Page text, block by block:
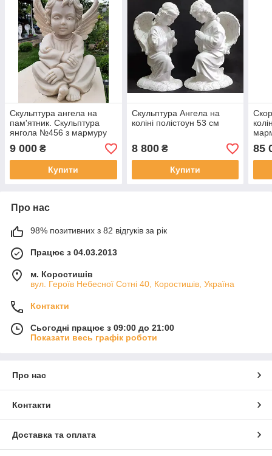
Скульптура ангела на
пам'ятник. Скульптура
янгола №456 з мармуру
35 см
9 000 ₴
Купити
Скульптура Ангела на
коліні полістоун 53 см
8 800₴
Купити
85
Про нас
98% позитивних з 82 відгуків за рік
Працює з 04.03.2013
м. Коростишів
вул. Героїв Небесної Сотні 40, Коростишів, Україна
Контакти
Сьогодні працює з 09:00 до 21:00
Показати весь графік роботи
Про нас
Контакти
Доставка та оплата